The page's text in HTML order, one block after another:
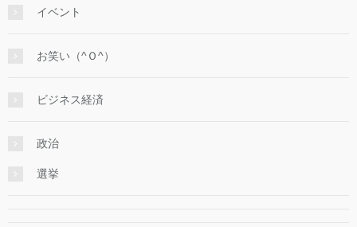
イベント
お笑い（^Ｏ^）
ビジネス経済
政治
選挙